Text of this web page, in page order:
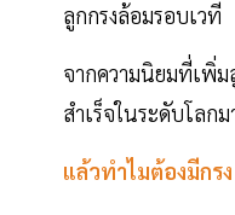
ลูกกรงล้อมรอบเวที
จากความนิยมที่เพิ่
สำเร็จในระดับโลก
แล้วทำไมต้องมีกรง